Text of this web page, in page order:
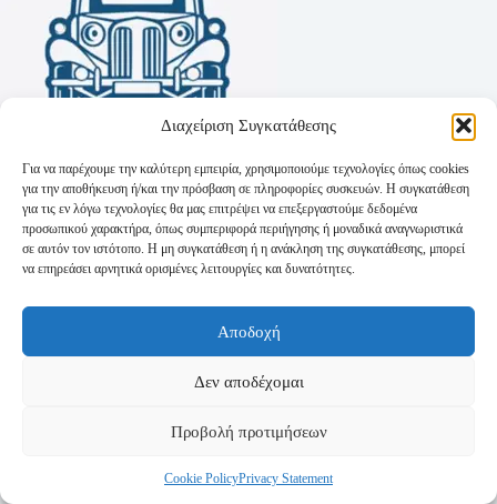
Διαχείριση Συγκατάθεσης
Για να παρέχουμε την καλύτερη εμπειρία, χρησιμοποιούμε τεχνολογίες όπως cookies
για την αποθήκευση ή/και την πρόσβαση σε πληροφορίες συσκευών. Η συγκατάθεση
για τις εν λόγω τεχνολογίες θα μας επιτρέψει να επεξεργαστούμε δεδομένα
προσωπικού χαρακτήρα, όπως συμπεριφορά περιήγησης ή μοναδικά αναγνωριστικά
σε αυτόν τον ιστότοπο. Η μη συγκατάθεση ή η ανάκληση της συγκατάθεσης, μπορεί
να επηρεάσει αρνητικά ορισμένες λειτουργίες και δυνατότητες.
Αποδοχή
Δεν αποδέχομαι
Προβολή προτιμήσεων
Cookie PolicyPrivacy Statement
Πολιτική Απορρήτου
Τρόποι Αποστολής
Τρόποι Πληρωμής